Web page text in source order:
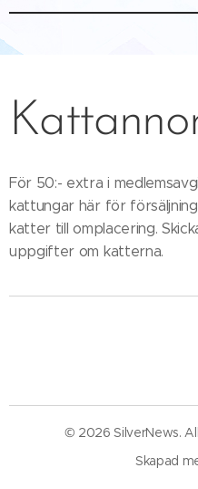
För 50:- extra i
kattungar här för
katter till omplacering.
uppgifter om katterna.
© 2026 SilverNews.
Skapad